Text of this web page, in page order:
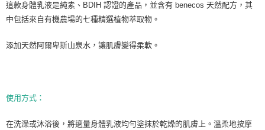
每筆NT$80，滿NT$999(含以上)免運費
每筆NT$100，滿NT$999(含以上)免運費
免運費
這款身體乳液是純素、BDIH 認證的產品，並含有 benecos 天然配方，其
中包括來自有機農場的七種精選植物萃取物。
添加天然阿爾卑斯山泉水，讓肌膚變得柔軟。
使用方式：
在洗澡或沐浴後，將適量身體乳液均勻塗抹於乾燥的肌膚上。溫柔地按摩